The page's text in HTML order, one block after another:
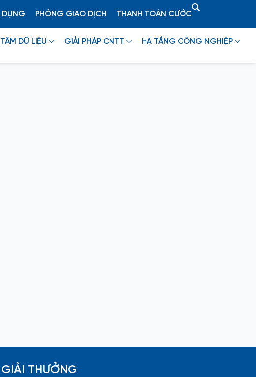
DỤNG PHÒNG GIAO DỊCH THANH TOÁN CƯỚC
DỮ LIỆU GIẢI PHÁP CNTT HẠ TẦNG CÔNG NGHIỆP
GIẢI THƯỞNG